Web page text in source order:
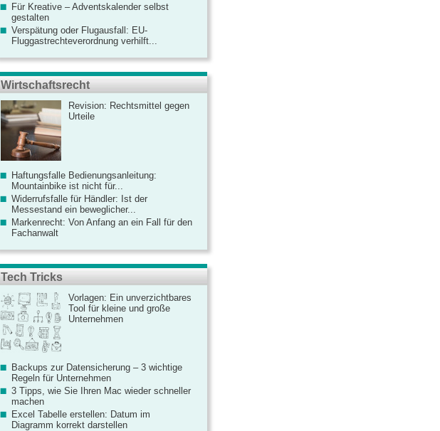
Für Kreative – Adventskalender selbst
gestalten
Verspätung oder Flugausfall: EU-
Fluggastrechteverordnung verhilft...
Wirtschaftsrecht
Revision: Rechtsmittel gegen
Urteile
Haftungsfalle Bedienungsanleitung:
Mountainbike ist nicht für...
Widerrufsfalle für Händler: Ist der
Messestand ein beweglicher...
Markenrecht: Von Anfang an ein Fall für den
Fachanwalt
Tech Tricks
Vorlagen: Ein unverzichtbares
Tool für kleine und große
Unternehmen
Backups zur Datensicherung – 3 wichtige
Regeln für Unternehmen
3 Tipps, wie Sie Ihren Mac wieder schneller
machen
Excel Tabelle erstellen: Datum im
Diagramm korrekt darstellen